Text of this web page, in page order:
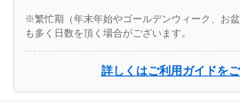
※繁忙期（年末年始やゴールデンウィーク、お
も多く日数を頂く場合がございます。
詳しくはご利用ガイドを